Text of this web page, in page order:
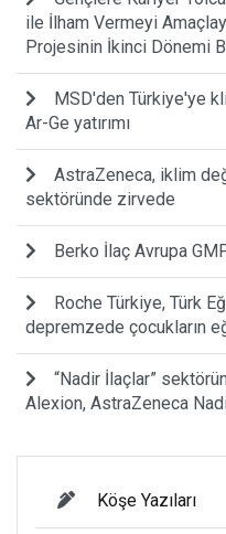
ile İlham Vermeyi
Projesinin İkinci Dönemi
MSD'den Türkiye'ye
Ar-Ge yatırımı
AstraZeneca, iklim
sektöründe zirvede
Berko İlaç Avrupa
Roche Türkiye, Türk
depremzede çocukların
“Nadir İlaçlar”
Alexion, AstraZeneca
Köşe Yazıları